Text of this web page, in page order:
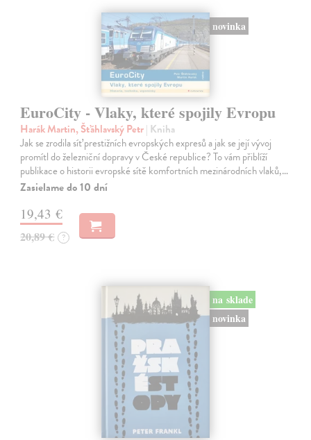
novinka
EuroCity - Vlaky, které spojily Evropu
Harák Martin, Šťáhlavský Petr| Kniha
Jak se zrodila síť prestižních evropských expresů a jak se její vývoj
promítl do železniční dopravy v České republice? To vám přiblíží
publikace o historii evropské sítě komfortních mezinárodních vlaků,…
Zasielame do 10 dní
19,43 €
20,89 € ?
na sklade
novinka